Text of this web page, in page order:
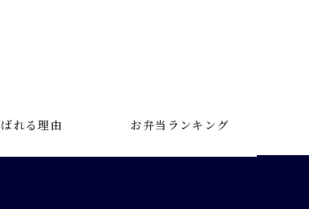
れる理由 お弁当ランキング